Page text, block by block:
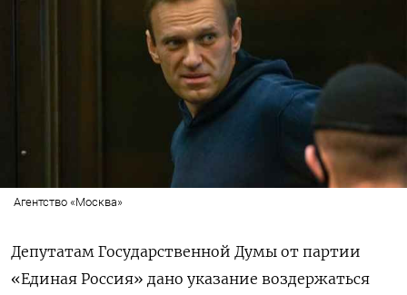
Агентство «Москва»
Депутатам Государственной Думы от партии
«Единая Россия» дано указание воздержаться